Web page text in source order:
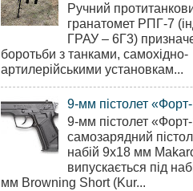
Ручний
гранатомет РПГ-7
ГРАУ – 6Г3)
боротьби з танками, самохідно-
артилерійськими установкам...
9-мм пістолет
9-мм пістолет
самозарядний
набій 9х18 мм
випускається під
мм Browning Short (Kur...